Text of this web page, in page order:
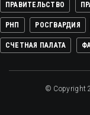
ПРАВИТЕЛЬСТВО
РНП РОСГВАРДИЯ
СЧЕТНАЯ ПАЛАТА
© Copyright